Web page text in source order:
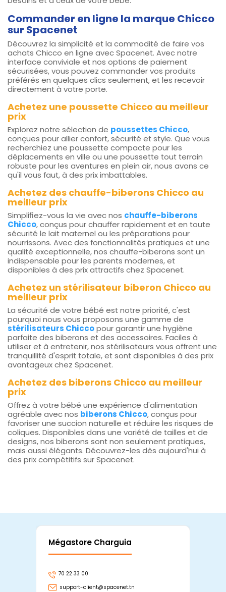
Commander en ligne la marque Chicco
sur Spacenet
Découvrez la simplicité et la commodité de faire vos
achats Chicco en ligne avec Spacenet. Avec notre
interface conviviale et nos options de paiement
sécurisées, vous pouvez commander vos produits
préférés en quelques clics seulement, et les recevoir
directement à votre porte.
Achetez une poussette Chicco au meilleur
prix
Explorez notre sélection de poussettes Chicco,
conçues pour allier confort, sécurité et style. Que vous
recherchiez une poussette compacte pour les
déplacements en ville ou une poussette tout terrain
robuste pour les aventures en plein air, nous avons ce
qu'il vous faut, à des prix imbattables.
Achetez des chauffe-biberons Chicco au
meilleur prix
Simplifiez-vous la vie avec nos chauffe-biberons
Chicco, conçus pour chauffer rapidement et en toute
sécurité le lait maternel ou les préparations pour
nourrissons. Avec des fonctionnalités pratiques et une
qualité exceptionnelle, nos chauffe-biberons sont un
indispensable pour les parents modernes, et
disponibles à des prix attractifs chez Spacenet.
Achetez un stérilisateur biberon Chicco au
meilleur prix
La sécurité de votre bébé est notre priorité, c'est
pourquoi nous vous proposons une gamme de
stérilisateurs Chiccopour garantir une hygiène
parfaite des biberons et des accessoires. Faciles à
utiliser et à entretenir, nos stérilisateurs vous offrent une
tranquillité d'esprit totale, et sont disponibles à des prix
avantageux chez Spacenet.
Achetez des biberons Chicco au meilleur
prix
Offrez à votre bébé une expérience d'alimentation
agréable avec nos biberons Chicco, conçus pour
favoriser une succion naturelle et réduire les risques de
coliques. Disponibles dans une variété de tailles et de
designs, nos biberons sont non seulement pratiques,
mais aussi élégants. Découvrez-les dès aujourd'hui à
des prix compétitifs sur Spacenet.
Mégastore Charguia
70 22 33 00
support-client@spacenet.tn